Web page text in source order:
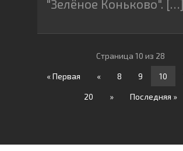
"Зелёное Коньково". […]
Страница 10 из 28
« Первая « 8 9 10
20 » Последняя »